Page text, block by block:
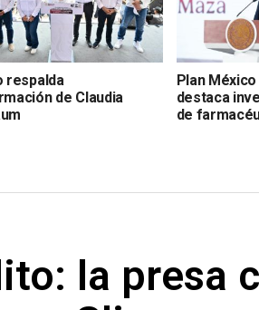
respalda
de Claudia
Plan
destaca
de
la presa